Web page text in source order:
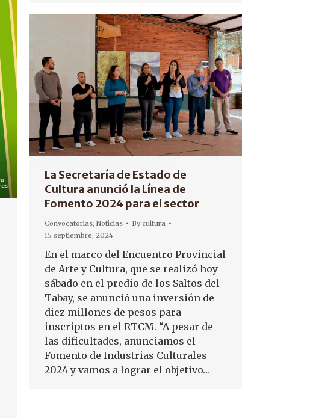
La Secretaría de Estado de
Cultura anunció la Línea de
Fomento 2024 para el sector
Convocatorias, Noticias Bycultura
15 septiembre, 2024
En el marco del Encuentro Provincial
de Arte y Cultura, que se realizó hoy
sábado en el predio de los Saltos del
Tabay, se anunció una inversión de
diez millones de pesos para
inscriptos en el RTCM. “A pesar de
las dificultades, anunciamos el
Fomento de Industrias Culturales
2024 y vamos a lograr el objetivo…